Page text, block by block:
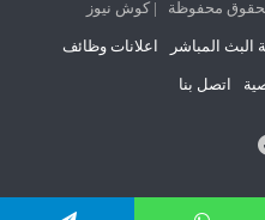
البث المباشر اعلانات وظائف
اتصل بنا